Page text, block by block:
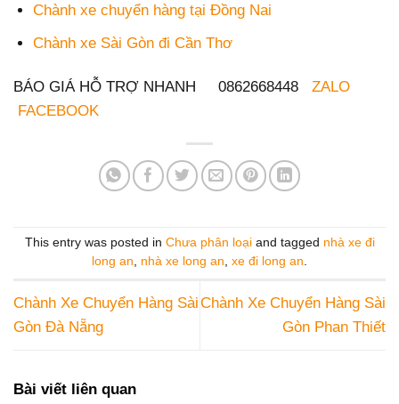
Chành xe chuyển hàng tại Đồng Nai
Chành xe Sài Gòn đi Cần Thơ
BÁO GIÁ HỖ TRỢ NHANH 0862668448 ZALO
FACEBOOK
This entry was posted in Chưa phân loạiand tagged nhà xe đi
long an, nhà xe long an, xe đi long an.
Chành Xe Chuyển Hàng Sài
Gòn Đà Nẵng
Chành Xe Chuyển Hàng Sài
Gòn Phan Thiết
Bài viết liên quan